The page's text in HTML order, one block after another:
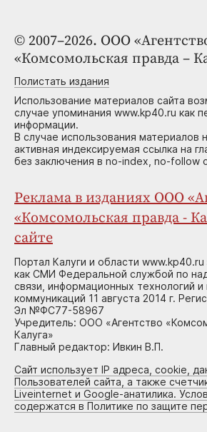
© 2007–2026. ООО
«Комсомольская правда –
Полистать издания
Использование материалов сайта
случае упоминания www.kp40.ru как
информации.
В случае использования материалов
активная индексируемая ссылка на
без заключения в no-index, no-follow
Реклама в изданиях ООО
«Комсомольская правда -
сайте
Портал Калуги и области
как СМИ Федеральной службой по
связи, информационных технологий
коммуникаций 11 августа 2014 г.
Эл №ФС77-58967
Учредитель: ООО «Агентство
Калуга»
Главный редактор: Ивкин В.П.
Сайт использует IP адреса, cookie,
Пользователей сайта, а также
Liveinternet и Google-анатилика.
содержатся в Политике по защите